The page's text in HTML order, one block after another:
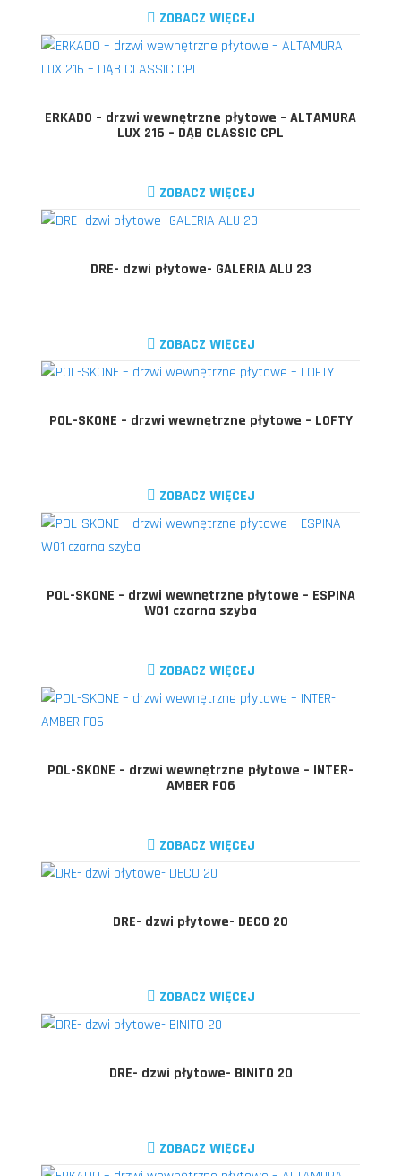
ZOBACZ WIĘCEJ
ERKADO – drzwi wewnętrzne płytowe – ALTAMURA
LUX 216 – DĄB CLASSIC CPL
ZOBACZ WIĘCEJ
DRE- dzwi płytowe- GALERIA ALU 23
ZOBACZ WIĘCEJ
POL-SKONE – drzwi wewnętrzne płytowe – LOFTY
ZOBACZ WIĘCEJ
POL-SKONE – drzwi wewnętrzne płytowe – ESPINA
W01 czarna szyba
ZOBACZ WIĘCEJ
POL-SKONE – drzwi wewnętrzne płytowe – INTER-
AMBER F06
ZOBACZ WIĘCEJ
DRE- dzwi płytowe- DECO 20
ZOBACZ WIĘCEJ
DRE- dzwi płytowe- BINITO 20
ZOBACZ WIĘCEJ